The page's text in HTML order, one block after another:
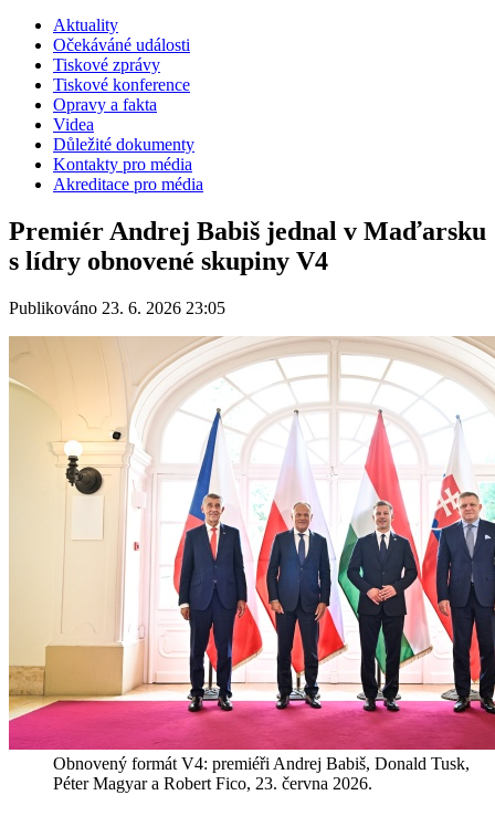
Aktuality
Očekáváné události
Tiskové zprávy
Tiskové konference
Opravy a fakta
Videa
Důležité dokumenty
Kontakty pro média
Akreditace pro média
Premiér Andrej Babiš jednal v Maďarsku
s lídry obnovené skupiny V4
Publikováno 23. 6. 2026 23:05
Obnovený formát V4: premiéři Andrej Babiš, Donald Tusk,
Péter Magyar a Robert Fico, 23. června 2026.